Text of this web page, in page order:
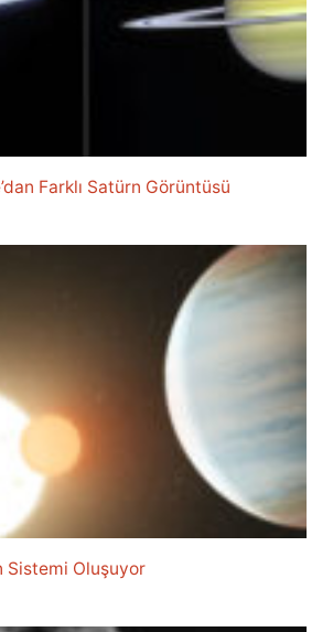
Farklı Satürn Görüntüsü
Sistemi Oluşuyor